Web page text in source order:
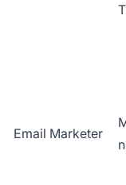
Email Marketer